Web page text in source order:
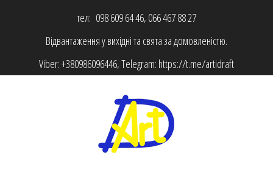
тел: 098 609 64 46, 066 467 88 27
Відвантаження у вихідні та свята за домовленістю.
Viber:+380986096446, Telegram: https://t.me/artidraft